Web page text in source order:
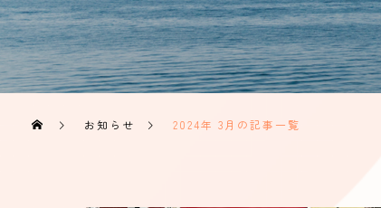
お知らせ 2024年 3月の記事一覧